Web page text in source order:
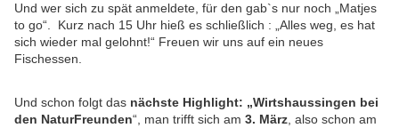
Und wer sich zu spät anmeldete, für den gab`s nur noch „Matjes
to go“. Kurz nach 15 Uhr hieß es schließlich : „Alles weg, es hat
sich wieder mal gelohnt!“ Freuen wir uns auf ein neues
Fischessen.
Und schon folgt das nächste Highlight: „Wirtshaussingen bei
den NaturFreunden“, man trifft sich am 3. März , also schon am